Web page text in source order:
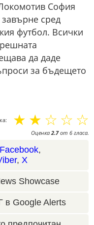
София
сред
футбол. Всички
да даде
за бъдещето
☆
☆
☆
☆
☆
Оценка2.7от 6 гласа.
Facebook,
, X
Showcase
в Google Alerts